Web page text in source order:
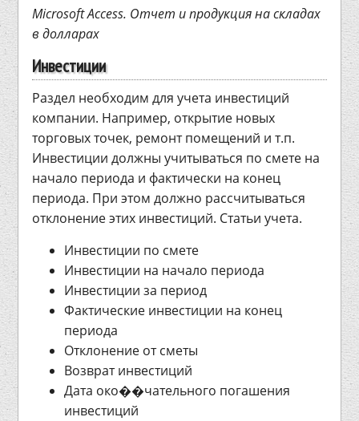
Microsoft Access. Отчет и продукция на складах
в долларах
Инвестиции
Раздел необходим для учета инвестиций
компании. Например, открытие новых
торговых точек, ремонт помещений и т.п.
Инвестиции должны учитываться по смете на
начало периода и фактически на конец
периода. При этом должно рассчитываться
отклонение этих инвестиций. Статьи учета.
Инвестиции по смете
Инвестиции на начало периода
Инвестиции за период
Фактические инвестиции на конец
периода
Отклонение от сметы
Возврат инвестиций
Дата око��чательного погашения
инвестиций